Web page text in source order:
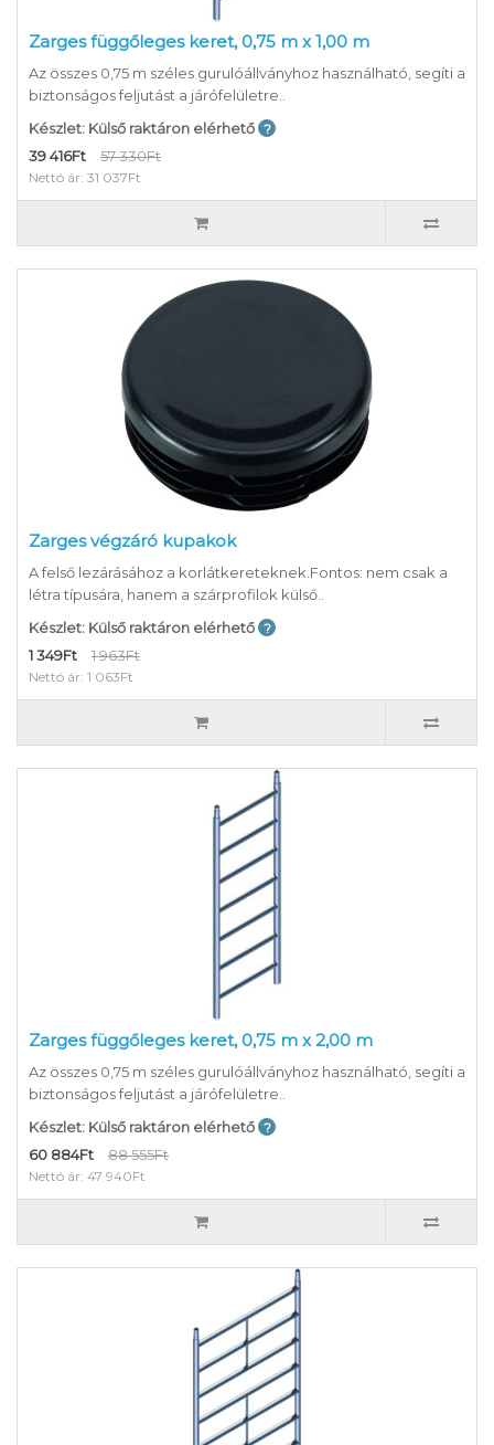
Zarges függőleges keret, 0,75 m x 1,00 m
Az összes 0,75 m széles gurulóállványhoz használható, segíti a
biztonságos feljutást a járófelületre..
Készlet: Külső raktáron elérhető
39 416Ft
57 330Ft
Nettó ár: 31 037Ft
Zarges végzáró kupakok
A felső lezárásához a korlátkereteknek.Fontos: nem csak a
létra típusára, hanem a szárprofilok külső..
Készlet: Külső raktáron elérhető
1 349Ft
1 963Ft
Nettó ár: 1 063Ft
Zarges függőleges keret, 0,75 m x 2,00 m
Az összes 0,75 m széles gurulóállványhoz használható, segíti a
biztonságos feljutást a járófelületre..
Készlet: Külső raktáron elérhető
60 884Ft
88 555Ft
Nettó ár: 47 940Ft